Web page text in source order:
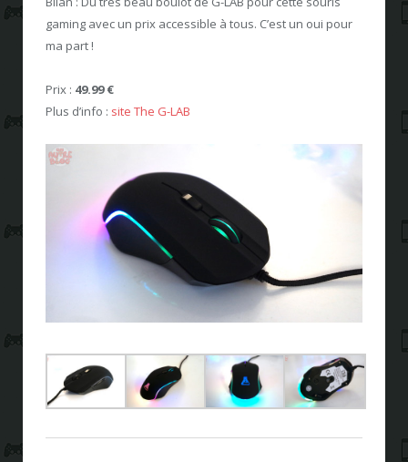
gaming avec un prix accessible à tous. C’est un oui pour
ma part !
Prix : 49.99 €
Plus d’info : site The G-LAB